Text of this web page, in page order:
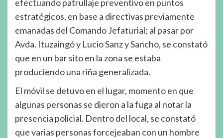
efectuando patrullaje preventivo en puntos
estratégicos, en base a directivas previamente
emanadas del Comando Jefaturial; al pasar por
Avda. Ituzaingó y Lucio Sanz y Sancho, se constató
que en un bar sito en la zona se estaba
produciendo una riña generalizada.
El móvil se detuvo en el lugar, momento en que
algunas personas se dieron a la fuga al notar la
presencia policial. Dentro del local, se constató
que varias personas forcejeaban con un hombre